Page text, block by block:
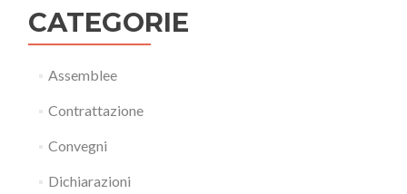
CATEGORIE
Assemblee
Contrattazione
Convegni
Dichiarazioni